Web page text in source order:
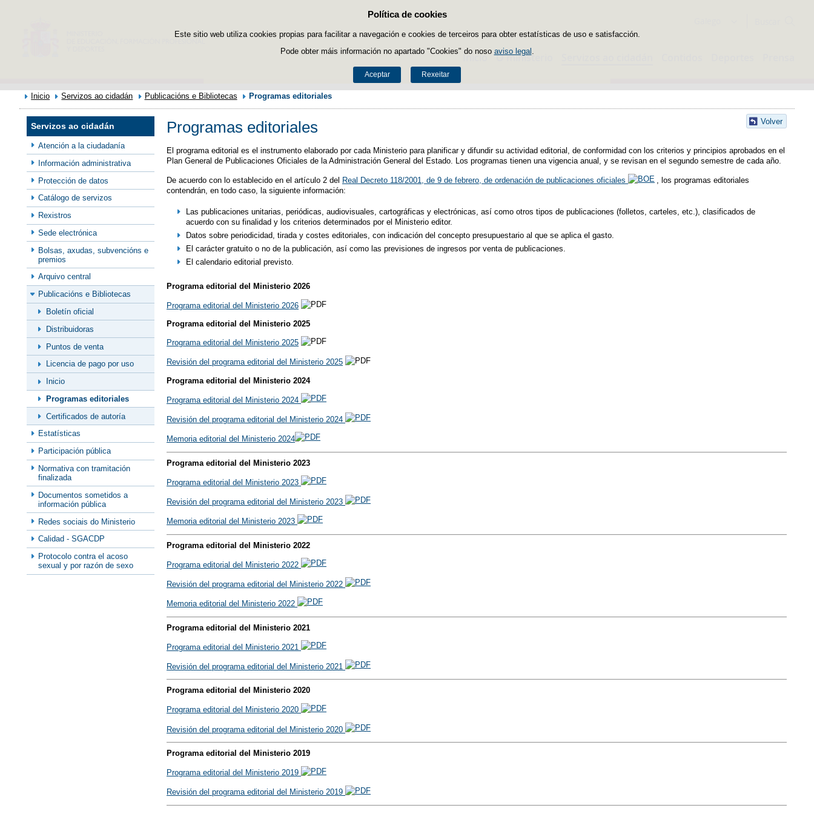
Política de cookies
Este sitio web utiliza cookies propias para facilitar a navegación e cookies de terceiros para obter estatísticas de uso e satisfacción.
Pode obter máis información no apartado "Cookies" do noso aviso legal
Aceptar Rexeitar
Saltar ao contido
Inicio O ministerio
Inicio Servizos ao cidadán Publicacións e Bibliotecas Programas editoriales
Servizos ao cidadán
Atención a la ciudadanía
Información administrativa
Protección de datos
Catálogo de servizos
Rexistros
Sede electrónica
Bolsas, axudas, subvencións e
premios
Arquivo central
Publicacións e Bibliotecas
Boletín oficial
Distribuidoras
Puntos de venta
Licencia de pago por uso
Inicio
Programas editoriales
Certificados de autoría
Estatísticas
Participación pública
Normativa con tramitación
finalizada
Documentos sometidos a
información pública
Redes sociais do Ministerio
Calidad - SGACDP
Protocolo contra el acoso
sexual y por razón de sexo
Volver
Programas editoriales
El programa editorial es el instrumento elaborado por cada Ministerio para planificar y difundir su actividad editorial, de conformidad con los criterios y principios aprobados en el
Plan General de Publicaciones Oficiales de la Administración General del Estado. Los programas tienen una vigencia anual, y se revisan en el segundo semestre de cada año.
De acuerdo con lo establecido en el artículo 2 del Real Decreto 118/2001, de 9 de febrero, de ordenación de publicaciones oficiales
, los programas editoriales
contendrán, en todo caso, la siguiente información:
Las publicaciones unitarias, periódicas, audiovisuales, cartográficas y electrónicas, así como otros tipos de publicaciones (folletos, carteles, etc.), clasificados de
acuerdo con su finalidad y los criterios determinados por el Ministerio editor.
Datos sobre periodicidad, tirada y costes editoriales, con indicación del concepto presupuestario al que se aplica el gasto.
El carácter gratuito o no de la publicación, así como las previsiones de ingresos por venta de publicaciones.
El calendario editorial previsto.
Programa editorial del Ministerio 2026
Programa editorial del Ministerio 2026
Programa editorial del Ministerio 2025
Programa editorial del Ministerio 2025
Revisión del programa editorial del Ministerio 2025
Programa editorial del Ministerio 2024
Programa editorial del Ministerio 2024
Revisión del programa editorial del Ministerio 2024
Memoria editorial del Ministerio 2024
Programa editorial del Ministerio 2023
Programa editorial del Ministerio 2023
Revisión del programa editorial del Ministerio 2023
Memoria editorial del Ministerio 2023
Programa editorial del Ministerio 2022
Programa editorial del Ministerio 2022
Revisión del programa editorial del Ministerio 2022
Memoria editorial del Ministerio 2022
Programa editorial del Ministerio 2021
Programa editorial del Ministerio 2021
Revisión del programa editorial del Ministerio 2021
Programa editorial del Ministerio 2020
Programa editorial del Ministerio 2020
Revisión del programa editorial del Ministerio 2020
Programa editorial del Ministerio 2019
Programa editorial del Ministerio 2019
Revisión del programa editorial del Ministerio 2019